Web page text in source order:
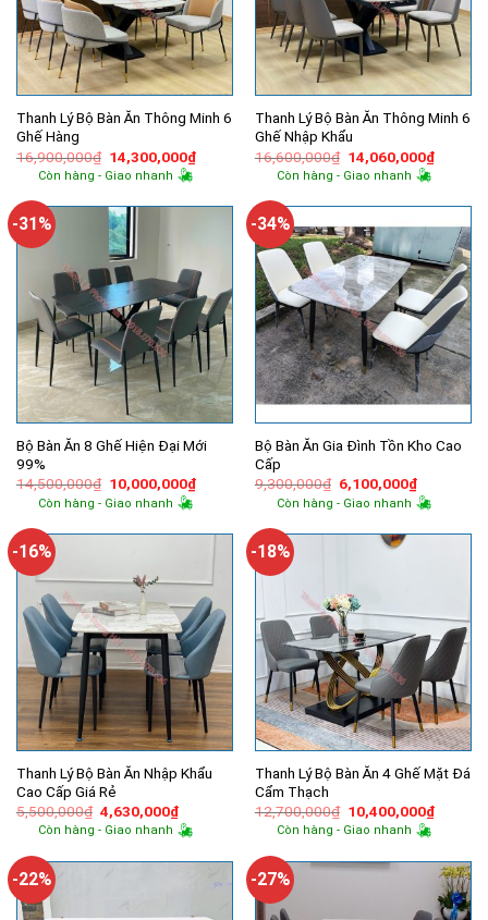
Thanh Lý Bộ Bàn Ăn Thông Minh 6
Ghế Hàng
16,900,000₫ Giá
gốc
là:
14,300,000₫Giá
hiện
14,300,000₫.
Còn hàng - Giao nhanh
Thanh Lý Bộ Bàn Ăn Thông Minh 6
Ghế Nhập Khẩu
16,600,000₫ Giá
gốc
là:
14,060,000₫Giá
hiện
Còn hàng - Giao nhanh
-31%
Bộ Bàn Ăn 8 Ghế Hiện Đại Mới
99%
14,500,000₫ Giá
gốc
là:
10,000,000₫Giá
hiện
10,000,000₫.
Còn hàng - Giao nhanh
-34%
Bộ Bàn Ăn Gia Đình Tồn Kho Cao
Cấp
9,300,000₫ Giá
gốc
là:
6,100,000₫Giá
hiện
tại
Còn hàng - Giao nhanh
-16%
Thanh Lý Bộ Bàn Ăn Nhập Khẩu
Cao Cấp Giá Rẻ
5,500,000₫ Giá
gốc
là:
4,630,000₫Giá
hiện
tại
4,630,000₫.
Còn hàng - Giao nhanh
-18%
Thanh Lý Bộ Bàn Ăn 4 Ghế Mặt Đá
Cẩm Thạch
12,700,000₫ Giá
gốc
là:
10,400,000₫Giá
hiện
Còn hàng - Giao nhanh
-22% -27%